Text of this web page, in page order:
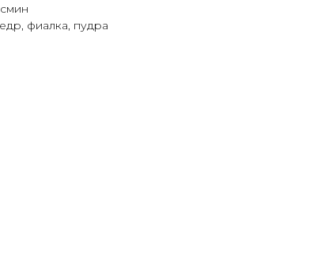
фиалка, пудра